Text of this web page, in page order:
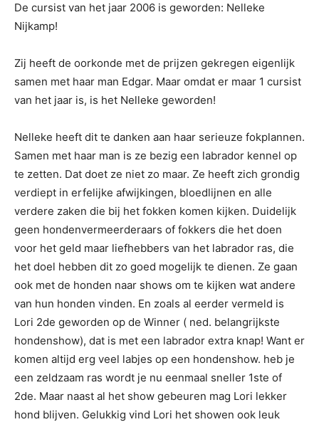
De cursist van het jaar 2006 is geworden: Nelleke
Nijkamp!
Zij heeft de oorkonde met de prijzen gekregen eigenlijk
samen met haar man Edgar. Maar omdat er maar 1 cursist
van het jaar is, is het Nelleke geworden!
Nelleke heeft dit te danken aan haar serieuze fokplannen.
Samen met haar man is ze bezig een labrador kennel op
te zetten. Dat doet ze niet zo maar. Ze heeft zich grondig
verdiept in erfelijke afwijkingen, bloedlijnen en alle
verdere zaken die bij het fokken komen kijken. Duidelijk
geen hondenvermeerderaars of fokkers die het doen
voor het geld maar liefhebbers van het labrador ras, die
het doel hebben dit zo goed mogelijk te dienen. Ze gaan
ook met de honden naar shows om te kijken wat andere
van hun honden vinden. En zoals al eerder vermeld is
Lori 2de geworden op de Winner ( ned. belangrijkste
hondenshow), dat is met een labrador extra knap! Want er
komen altijd erg veel labjes op een hondenshow. heb je
een zeldzaam ras wordt je nu eenmaal sneller 1ste of
2de. Maar naast al het show gebeuren mag Lori lekker
hond blijven. Gelukkig vind Lori het showen ook leuk